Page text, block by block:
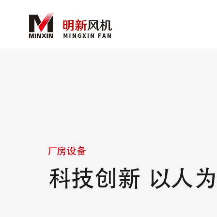
厂房设备
科技创新 以人